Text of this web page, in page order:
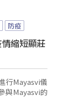
防疫
縮短顯莊
行Mayasvi儀
與Mayasvi的